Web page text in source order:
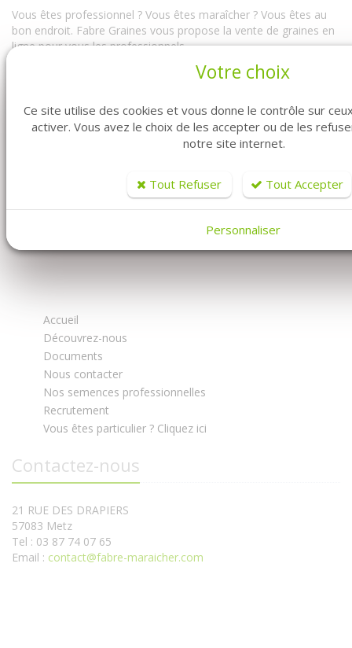
Vous êtes professionnel ? Vous êtes maraîcher ? Vous êtes au
bon endroit. Fabre Graines vous propose la vente de graines en
ligne pour vous les professionnels.
Vous y trouverez à la fois notre univers conventionnel mais
semences professionnelles : des graines conventionnelles mais
aussi des semences bio...
FABRE GRAINES - MARAICHER
Accueil
Découvrez-nous
Documents
Nous contacter
Nos semences professionnelles
Recrutement
Vous êtes particulier ? Cliquez ici
Contactez-nous
21 RUE DES DRAPIERS
57083 Metz
Tel : 03 87 74 07 65
Email : contact@fabre-maraicher.com
Votre choix
Ce site utilise des cookies et vous donne le contrôle sur
activer. Vous avez le choix de les accepter ou de les
notre site internet.
Tout Refuser Tout Accepter
Personnaliser